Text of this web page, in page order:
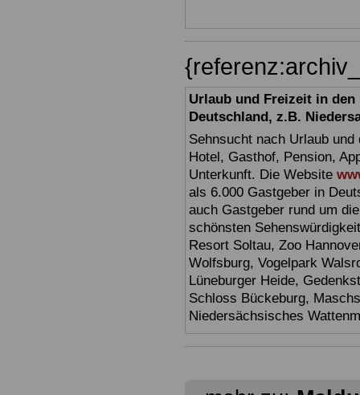
Urlaub und Freizeit in
Deutschland, z.B.
Sehnsucht nach Urlaub
Hotel, Gasthof, Pension,
Unterkunft. Die Website
als 6.000 Gastgeber in
auch Gastgeber rund um
schönsten
Resort Soltau, Zoo
Wolfsburg, Vogelpark
Lüneburger Heide,
Schloss Bückeburg,
Niedersächsisches